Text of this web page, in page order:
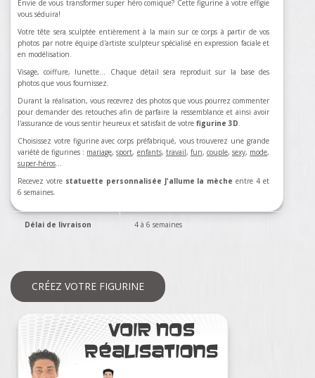
Envie de vous transformer super héro comique? Cette figurine à votre effigie
vous séduira!
Votre tête sera sculptée entièrement à la main sur ce corps à partir de vos
photos par notre équipe d'artiste sculpteur spécialisé en expression faciale et
en modélisation.
Visage, coiffure, lunette... Chaque détail sera reproduit sur la base des
photos que vous fournissez.
Durant la réalisation, vous recevrez des photos que vous pourrez commenter
pour demander des retouches afin de parfaire la ressemblance et ainsi avoir
l'assurance de vous sentir heureux et satisfait de votre figurine 3D.
Choisissez votre figurine avec corps préfabriqué, vous trouverez une grande
variété de figurines : mariage,sport, enfants, travail, fun, couple, sexy, mode,
super-héros…
Recevez votre statuette personnalisée J'allume la mècheentre 4 et
6 semaines.
Délai de livraison 4 à 6 semaines
CRÉEZ VOTRE FIGURINE